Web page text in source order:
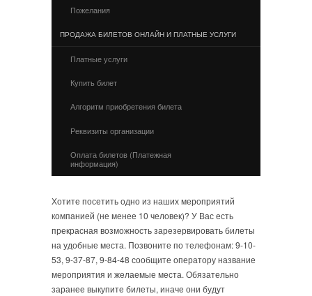
Пожелания
ПРОДАЖА БИЛЕТОВ ОНЛАЙН И ПЛАТНЫЕ УСЛУГИ
Платные услуги
Купить билет
Алгоритм приобретения билета
Реквизиты организации
Оплата билетов (Платежная
информация)
Хотите посетить одно из наших мероприятий
компанией (не менее 10 человек)? У Вас есть
прекрасная возможность зарезервировать билеты
на удобные места. Позвоните по телефонам: 9-10-
53, 9-37-87, 9-84-48 сообщите оператору название
мероприятия и желаемые места. Обязательно
заранее выкупите билеты, иначе они будут